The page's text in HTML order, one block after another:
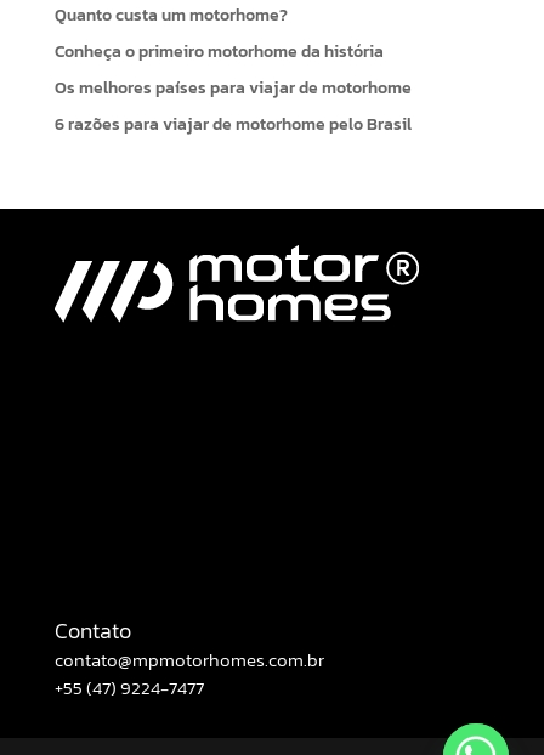
Quanto custa um motorhome?
Conheça o primeiro motorhome da história
Os melhores países para viajar de motorhome
6 razões para viajar de motorhome pelo Brasil
Contato
contato@mpmotorhomes.com.br
+55 (47) 9224-7477